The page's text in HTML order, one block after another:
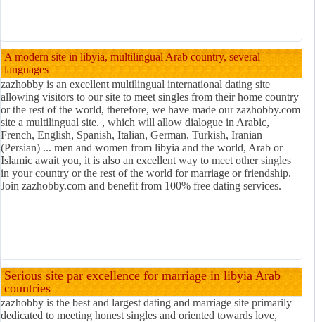
A modern site in libyia, multilingual Arab country, several
languages
zazhobby is an excellent multilingual international dating site
allowing visitors to our site to meet singles from their home country
or the rest of the world, therefore, we have made our zazhobby.com
site a multilingual site. , which will allow dialogue in Arabic,
French, English, Spanish, Italian, German, Turkish, Iranian
(Persian) ... men and women from libyia and the world, Arab or
Islamic await you, it is also an excellent way to meet other singles
in your country or the rest of the world for marriage or friendship.
Join zazhobby.com and benefit from 100% free dating services.
Serious site par excellence for marriage in libyia Arab
countries
zazhobby is the best and largest dating and marriage site primarily
dedicated to meeting honest singles and oriented towards love,